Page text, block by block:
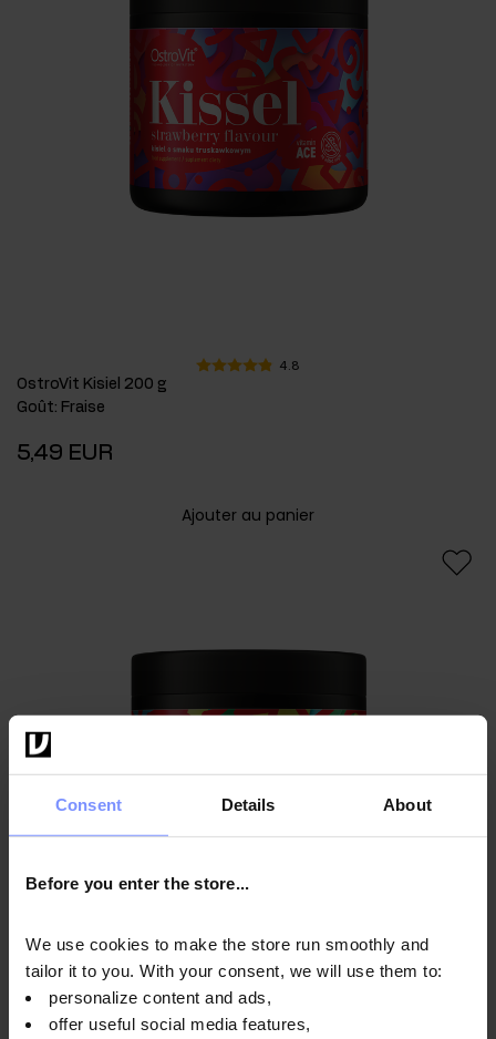
Consent Details About
Before you enter the store...
We use cookies to make the store run smoothly and
tailor it to you. With your consent, we will use them to:
personalize content and ads,
offer useful social media features,
4.8
OstroVit Kisiel 200 g
Goût: Fraise
5,49 EUR
Ajouter au panier